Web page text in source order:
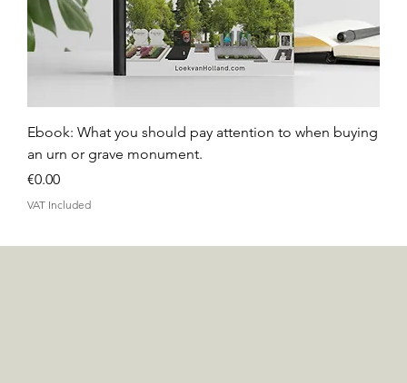
Ebook: What you should pay attention to when buying
an urn or grave monument.
Price
€0.00
VAT Included